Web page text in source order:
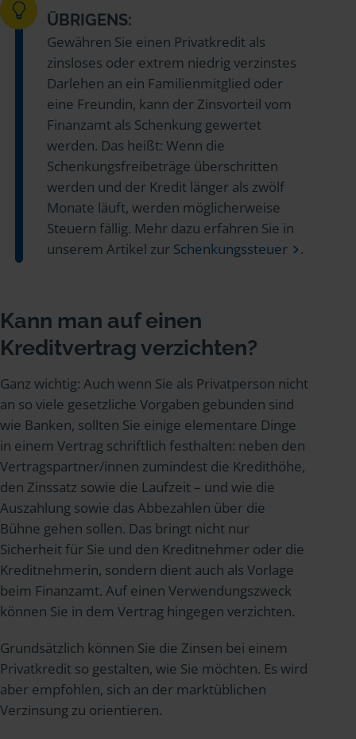
ÜBRIGENS:
Gewähren Sie einen Privatkredit als
zinsloses oder extrem niedrig verzinstes
Darlehen an ein Familienmitglied oder
eine Freundin, kann der Zinsvorteil vom
Finanzamt als Schenkung gewertet
werden. Das heißt: Wenn die
Schenkungsfreibeträge überschritten
werden und der Kredit länger als zwölf
Monate läuft, werden möglicherweise
Steuern fällig. Mehr dazu erfahren Sie in
unserem Artikel zur Schenkungssteuer .
Kann man auf einen
Kreditvertrag verzichten?
Ganz wichtig: Auch wenn Sie als Privatperson nicht
an so viele gesetzliche Vorgaben gebunden sind
wie Banken, sollten Sie einige elementare Dinge
in einem Vertrag schriftlich festhalten: neben den
Vertragspartner/innen zumindest die Kredithöhe,
den Zinssatz sowie die Laufzeit – und wie die
Auszahlung sowie das Abbezahlen über die
Bühne gehen sollen. Das bringt nicht nur
Sicherheit für Sie und den Kreditnehmer oder die
Kreditnehmerin, sondern dient auch als Vorlage
beim Finanzamt. Auf einen Verwendungszweck
können Sie in dem Vertrag hingegen verzichten.
Grundsätzlich können Sie die Zinsen bei einem
Privatkredit so gestalten, wie Sie möchten. Es wird
aber empfohlen, sich an der marktüblichen
Verzinsung zu orientieren.